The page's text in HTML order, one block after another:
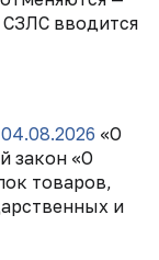
вводится
«О
закон «О
товаров,
и